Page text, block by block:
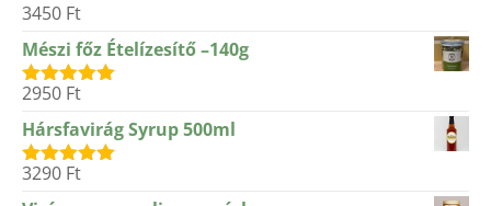
Értékelés:
3450 Ft
Mészi főz Ételízesítő –140g
Értékelés:
2950 Ft
Hársfavirág Syrup 500ml
Értékelés:
3290 Ft